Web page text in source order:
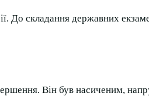
До складання державних
Він був насиченим,